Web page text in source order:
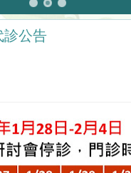
診公告